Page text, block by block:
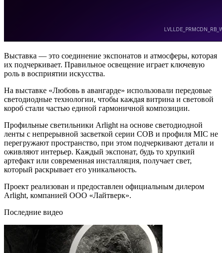
Выставка — это соединение экспонатов и атмосферы, которая
их подчеркивает. Правильное освещение играет ключевую
роль в восприятии искусства.
На выставке «Любовь в авангарде» использовали передовые
светодиодные технологии, чтобы каждая витрина и световой
короб стали частью единой гармоничной композиции.
Профильные светильники Arlight на основе светодиодной
ленты с непрерывной засветкой серии COB и профиля MIC не
перегружают пространство, при этом подчеркивают детали и
оживляют интерьер. Каждый экспонат, будь то хрупкий
артефакт или современная инсталляция, получает свет,
который раскрывает его уникальность.
Проект реализован и предоставлен официальным дилером
Arlight, компанией ООО «Лайтверк».
Последние видео